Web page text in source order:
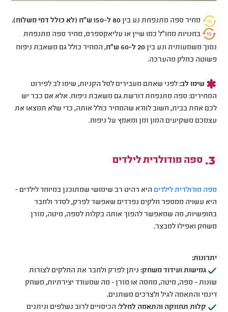
מחיר ספה מתנפחת נע בין80 ל-150 ש"ח (לא כולל דמי משלוח).
בחנויות מחו"ל כמו שיין או עליאקספרס, מחיר ספה מתנפחת
נמוך משמעותית ונע בין20 ל-60 ש"ח
, המחיר כולל גם משאבת ניפוח
פשוטה כחלק מהערכה.
שימו לב:לפני שאתם מעבירים לסל הקניות, שימו לב לפירוט
המחירים: ספה מתנפחת דורשת גם משאבת ניפוח. אלא אם כבר יש
לכם אחת בבית, חשוב לוודא שהמחיר כולל אותה, כדי שלא תמצאו את
עצמכם משקיעים המון זמן ומאמץ על ניפוח.
ספה מודולרית לילדים
ספה מודולרית לילדים היא רהיט רב שימושי שמתוכנן במיוחד לילדים -
היא עשויה ממספר חלקים נפרדים שאפשר לפרק, לסדר ולחבר
בחופשיות, מה שמאפשר להפוך אותה בקלות לספה, מיטה, מזרן
משחק ואפילו למבצר.
יתרונות:
גמישות ועידוד משחק: ניתן לפרק ולחבר את החלקים לצורות
שונות – ספה, מיטה, מחסה או מזרן - מה שמעודד יצירתיות, משחק
דינמי והתאמה לגיל ולצרכים משתנים.
קלות תחזוקה והתאמה לחלל: הכיסויים לרוב נשלפים וניתנים